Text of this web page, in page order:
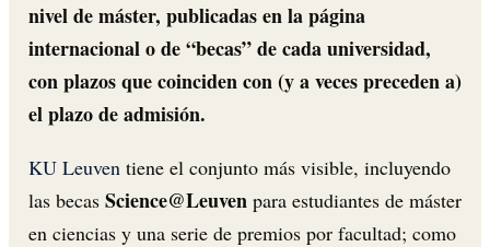
nivel de máster, publicadas en la página
internacional o de “becas” de cada universidad,
con plazos que coinciden con (y a veces preceden a)
el plazo de admisión.
KU Leuven tiene el conjunto más visible, incluyendo
las becas Science@Leuven para estudiantes de máster
en ciencias y una serie de premios por facultad; como